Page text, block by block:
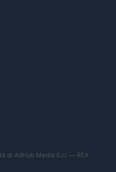
di AdHub Media S.r.l. — REA